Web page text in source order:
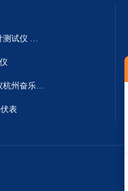
ST2258C多功能数字式四探针测试仪 电阻表
FL1300C直流电机转速测量仪杭州奋乐厂家
表